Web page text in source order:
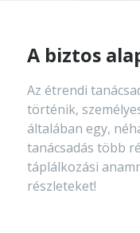
A biztos
Az étrendi
történik,
általában egy,
tanácsadás több
táplálkozási
részleteket!